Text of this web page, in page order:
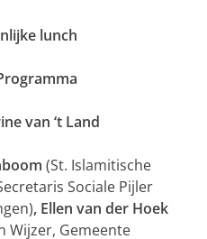
lunch
van ‘t Land
(St. Islamitische
Sociale Pijler
, Ellen van der Hoek
Wijzer, Gemeente